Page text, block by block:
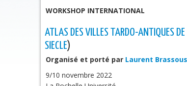
WORKSHOP INTERNATIONAL
ATLAS DES VILLES TARDO-ANTIQUES DE
SIECLE)
Organisé et porté par Laurent Brassous
9/10 novembre 2022